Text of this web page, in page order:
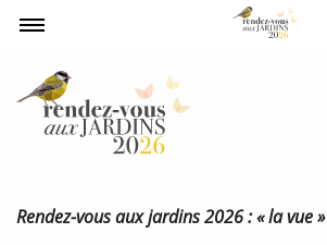
Agenda
Soumettre un projet
Contact
Accueil
Rendez-vous aux jardins 2026 : « la vue »